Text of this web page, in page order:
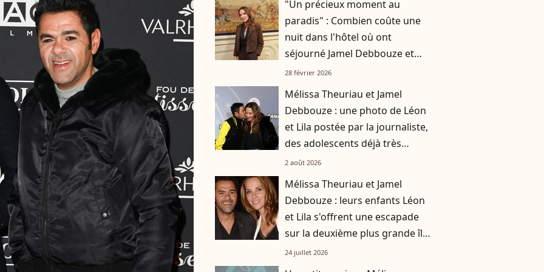
"Un précieux moment au
paradis" : Combien coûte une
nuit dans l'hôtel où ont
séjourné Jamel Debbouze et
Melissa Theuriau, à 10 000
28 février 2026
Mélissa Theuriau et Jamel
Debbouze : une photo de Léon
et Lila postée par la journaliste,
des adolescents déjà très
grands
2 août 2026
Mélissa Theuriau et Jamel
Debbouze : leurs enfants Léon
et Lila s'offrent une escapade
sur la deuxième plus grande île
de Méditerranée
24 juillet 2026